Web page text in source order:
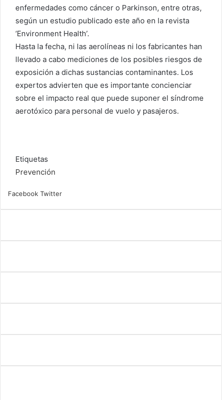
enfermedades como cáncer o Parkinson, entre otras,
según un estudio publicado este año en la revista
‘Environment Health’.
Hasta la fecha, ni las aerolíneas ni los fabricantes han
llevado a cabo mediciones de los posibles riesgos de
exposición a dichas sustancias contaminantes. Los
expertos advierten que es importante concienciar
sobre el impacto real que puede suponer el síndrome
aerotóxico para personal de vuelo y pasajeros.
Etiquetas
Prevención
Facebook TwitterWhatsApp
Compartir
Imprimir